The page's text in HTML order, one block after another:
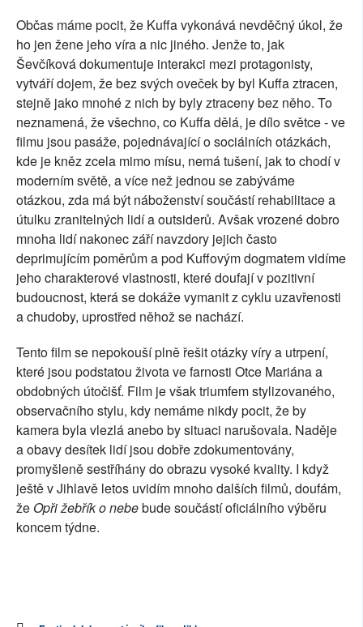
Občas máme pocit, že Kuffa vykonává nevděčný úkol, že
ho jen žene jeho víra a nic jiného. Jenže to, jak
Ševčíková dokumentuje interakci mezi protagonisty,
vytváří dojem, že bez svých oveček by byl Kuffa ztracen,
stejně jako mnohé z nich by byly ztraceny bez něho. To
neznamená, že všechno, co Kuffa dělá, je dílo světce - ve
filmu jsou pasáže, pojednávající o sociálních otázkách,
kde je kněz zcela mimo mísu, nemá tušení, jak to chodí v
moderním světě, a více než jednou se zabýváme
otázkou, zda má být náboženství součástí rehabilitace a
útulku zranitelných lidí a outsiderů. Avšak vrozené dobro
mnoha lidí nakonec září navzdory jejich často
deprimujícím poměrům a pod Kuffovým dogmatem vidíme
jeho charakterové vlastnosti, které doufají v pozitivní
budoucnost, která se dokáže vymanit z cyklu uzavřenosti
a chudoby, uprostřed něhož se nachází.
Tento film se nepokouší plně řešit otázky víry a utrpení,
které jsou podstatou života ve farnosti Otce Mariána a
obdobných útočišť. Film je však triumfem stylizovaného,
observačního stylu, kdy nemáme nikdy pocit, že by
kamera byla vlezlá anebo by situaci narušovala. Naděje
a obavy desítek lidí jsou dobře zdokumentovány,
promyšleně sestříhány do obrazu vysoké kvality. I když
ještě v Jihlavě letos uvidím mnoho dalších filmů, doufám,
že Opři žebřík o nebebude součástí oficiálního výběru
koncem týdne.